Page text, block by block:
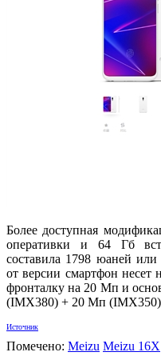
Более доступная
оперативки и 64 Гб
составила 1798 юаней
от версии смартфон
фронталку на 20 Мп и
(IMX380) + 20 Мп
Источник
Помечено: Meizu Meizu 16X